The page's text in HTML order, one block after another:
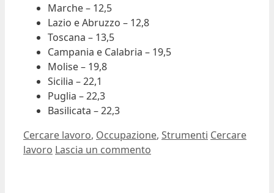
Marche – 12,5
Lazio e Abruzzo – 12,8
Toscana – 13,5
Campania e Calabria – 19,5
Molise – 19,8
Sicilia – 22,1
Puglia – 22,3
Basilicata – 22,3
Categorie
Cercare lavoro, Occupazione, Strumenti Tag
Cercare
lavoro Lascia un commento